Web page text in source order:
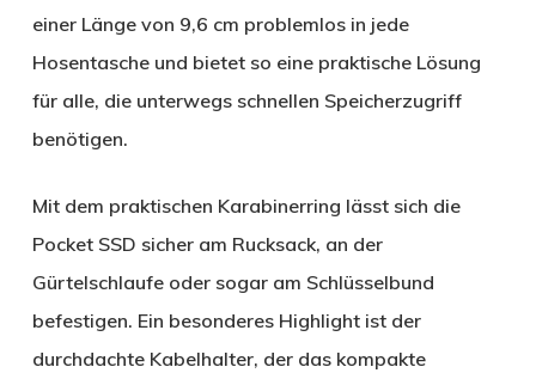
einer Länge von 9,6 cm problemlos in jede
Hosentasche und bietet so eine praktische Lösung
für alle, die unterwegs schnellen Speicherzugriff
benötigen.
Mit dem praktischen Karabinerring lässt sich die
Pocket SSD sicher am Rucksack, an der
Gürtelschlaufe oder sogar am Schlüsselbund
befestigen. Ein besonderes Highlight ist der
durchdachte Kabelhalter, der das kompakte